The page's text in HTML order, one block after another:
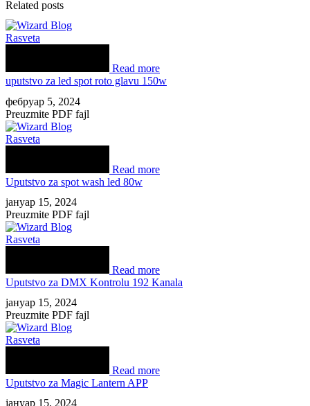
Related posts
Rasveta
Read more
uputstvo za led spot roto glavu 150w
фебруар 5, 2024
Preuzmite PDF fajl
Rasveta
Read more
Uputstvo za spot wash led 80w
јануар 15, 2024
Preuzmite PDF fajl
Rasveta
Read more
Uputstvo za DMX Kontrolu 192 Kanala
јануар 15, 2024
Preuzmite PDF fajl
Rasveta
Read more
Uputstvo za Magic Lantern APP
јануар 15, 2024